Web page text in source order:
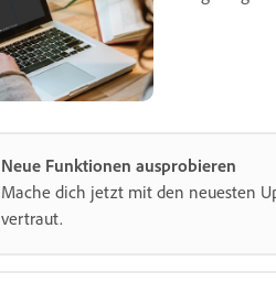
Neue Funktionen ausprobieren
Mache dich jetzt mit den neuesten
vertraut.